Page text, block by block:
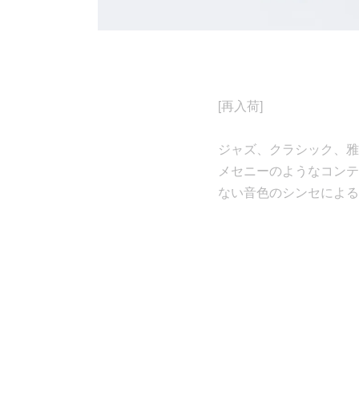
[再入荷]
ジャズ、クラシック、
メセニーのようなコン
ない音色のシンセによ